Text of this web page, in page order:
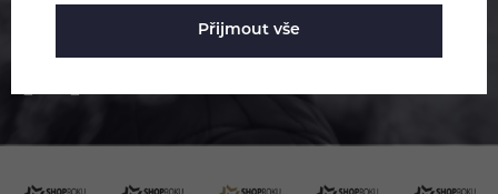
Přijmout vše